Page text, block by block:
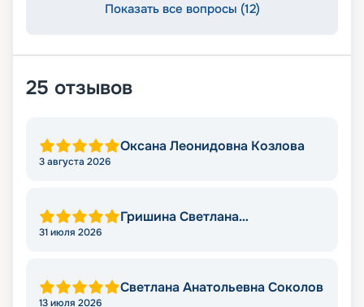
Показать все вопросы (12)
25 отзывов
Оксана Леонидовна Козлова
3 августа 2026
Гришина Светлана
31 июля 2026
Светлана Анатольевна Соколов
13 июля 2026